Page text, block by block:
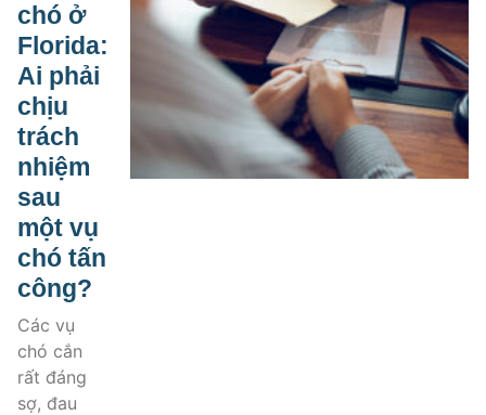
chó ở
Florida:
Ai phải
chịu
trách
nhiệm
sau
một vụ
chó tấn
công?
Các vụ
chó cắn
rất đáng
sợ, đau